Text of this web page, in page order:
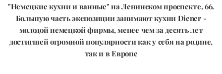
"Немецкие кухни и ванные" на Ленинском проспекте, 66.
Большую часть экcпозиции занимают кухни Diener -
молодой немецкой фирмы, менее чем за десять лет
достигшей огромной популярности как у себя на родине,
так и в Европе